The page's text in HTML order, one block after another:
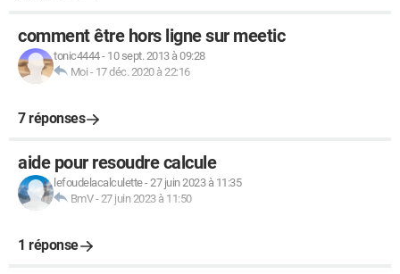
comment être hors ligne sur meetic
tonic4444- 10 sept. 2013 à 09:28
Moi - 17 déc. 2020 à 22:16
7 réponses
aide pour resoudre calcule
lefoudelacalculette-27 juin 2023 à 11:35
BmV-27 juin 2023 à 11:50
1 réponse